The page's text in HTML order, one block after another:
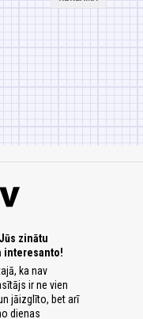
zinātu
interesanto!
ka nav
ir ne vien
jāizglīto, bet arī
dienas